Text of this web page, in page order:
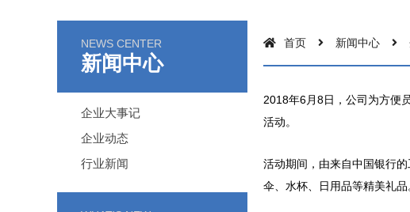
NEWS CENTER
新闻中心
企业大事记
企业动态
行业新闻
首页 新闻中心
2018年6月8日，公司为方便
活动。
活动期间，由来自中国银行
伞、水杯、日用品等精美礼品